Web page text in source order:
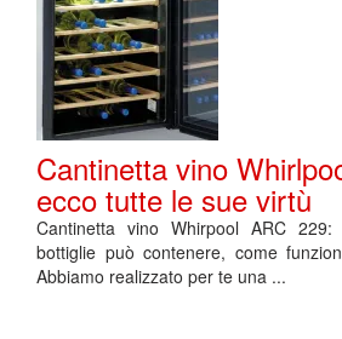
Cantinetta vino
ecco tutte le sue virtù
Cantinetta vino Whirpool ARC
bottiglie può contenere, come
Abbiamo realizzato per te una ...